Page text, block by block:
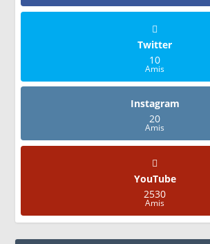
Twitter
10
Amis
Instagram
20
Amis
YouTube
2530
Amis